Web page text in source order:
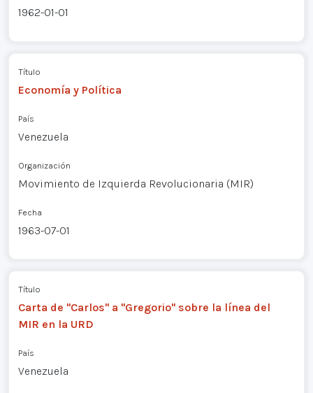
1962-01-01
Título
Economía y Política
País
Venezuela
Organización
Movimiento de Izquierda Revolucionaria (MIR)
Fecha
1963-07-01
Título
Carta de "Carlos" a "Gregorio" sobre la línea del
MIR en la URD
País
Venezuela